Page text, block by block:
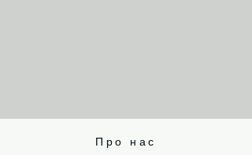
Про нас